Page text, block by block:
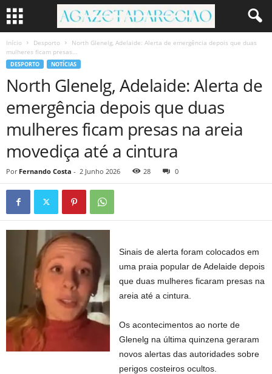
Início Desporto
North Glenelg, Adelaide: Alerta de emergência depois que duas
mulheres ficam presas...
DESPORTO NOTÍCIAS
North Glenelg, Adelaide: Alerta de
emergência depois que duas
mulheres ficam presas na areia
movediça até a cintura
Por Fernando Costa - 2 Junho 2026 28 0
Sinais de alerta foram colocados em
uma praia popular de Adelaide depois
que duas mulheres ficaram presas na
areia até a cintura.
Os acontecimentos ao norte de
Glenelg na última quinzena geraram
novos alertas das autoridades sobre
perigos costeiros ocultos.